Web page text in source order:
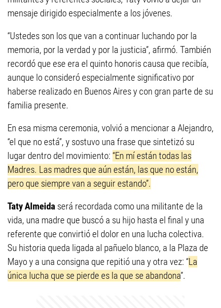
mensaje dirigido especialmente a los jóvenes.
“Ustedes son los que van a continuar luchando por la
memoria, por la verdad y por la justicia”, afirmó. También
recordó que ese era el quinto honoris causa que recibía,
aunque lo consideró especialmente significativo por
haberse realizado en Buenos Aires y con gran parte de su
familia presente.
En esa misma ceremonia, volvió a mencionar a Alejandro,
“el que no está”, y sostuvo una frase que sintetizó su
lugar dentro del movimiento: “En mí están todas las
Madres. Las madres que aún están, las que no están,
pero que siempre van a seguir estando”.
Taty Almeida será recordada como una militante de la
vida, una madre que buscó a su hijo hasta el final y una
referente que convirtió el dolor en una lucha colectiva.
Su historia queda ligada al pañuelo blanco, a la Plaza de
Mayo y a una consigna que repitió una y otra vez: “La
única lucha que se pierde es la que se abandona”.